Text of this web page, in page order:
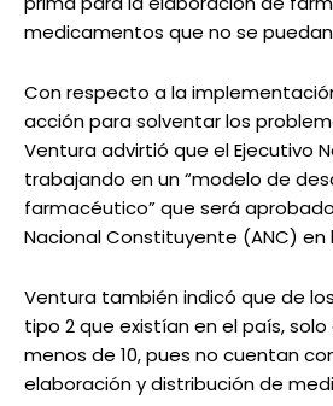
medicamentos que no se
Con respecto a la
acción para solventar los
Ventura advirtió que el Ejecutivo
trabajando en un “modelo de
farmacéutico” que será
Nacional Constituyente (ANC) en
Ventura también indicó que de
tipo 2 que existían en el país,
menos de 10, pues no cuentan
elaboración y distribución de